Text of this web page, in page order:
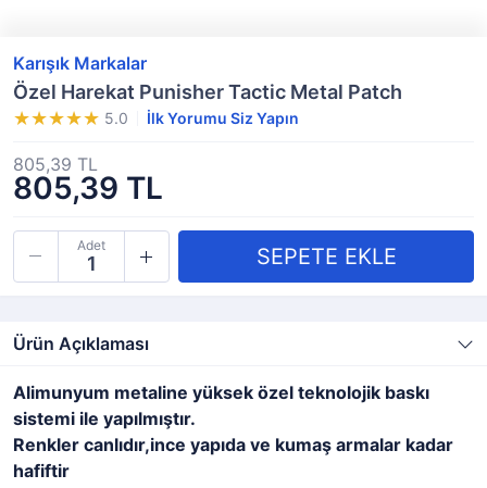
Karışık Markalar
Özel Harekat Punisher Tactic Metal Patch
5.0 İlk Yorumu Siz Yapın
805,39 TL
805,39 TL
Adet
Ürün Açıklaması
Alimunyum metaline yüksek özel teknolojik baskı
sistemi ile yapılmıştır.
Renkler canlıdır,ince yapıda ve kumaş armalar kadar
hafiftir